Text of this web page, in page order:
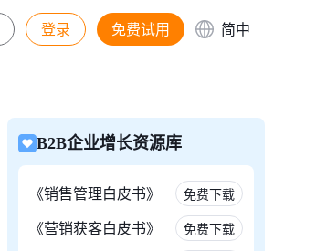
登录 免费试用 简中
B2B企业增长资源库
《销售管理白皮书》 免费下载
《营销获客白皮书》 免费下载